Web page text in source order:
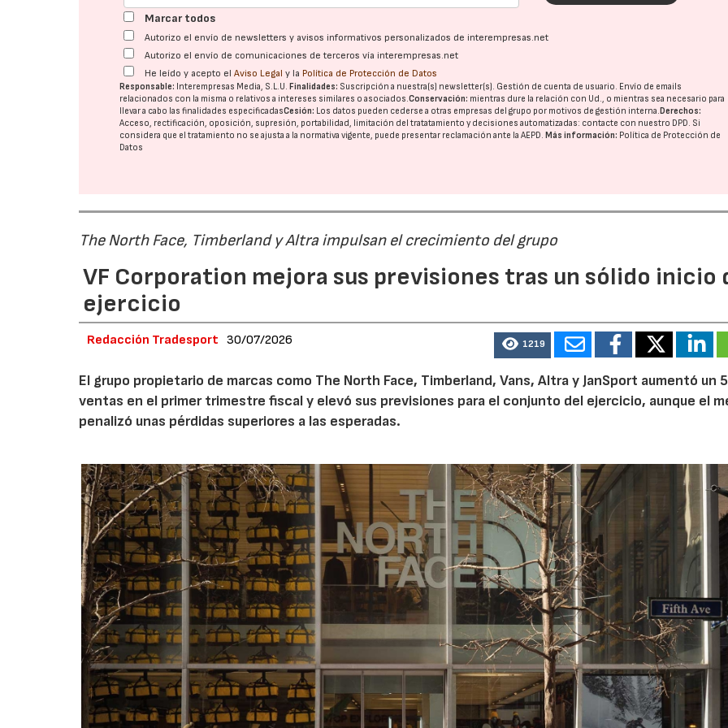
Marcar todos
Autorizo el envío de newsletters y avisos informativos personalizados de interempresas.net
Autorizo el envío de comunicaciones de terceros vía interempresas.net
He leído y acepto elAviso Legal y la Política de Protección de Datos
Responsable: Interempresas Media, S.L.U.Finalidades: Suscripción a nuestra(s) newsletter(s). Gestión de cuenta de usuario. Envío de emails
relacionados con la misma o relativos a intereses similares o asociados.Conservación: mientras dure la relación con Ud., o mientras sea necesario para
llevar a cabo las finalidades especificadasCesión: Los datos pueden cederse a otras empresas del grupo por motivos de gestión interna.Derechos:
Acceso, rectificación, oposición, supresión, portabilidad, limitación del tratatamiento y decisiones automatizadas: contacte con nuestro DPD. Si
considera que el tratamiento no se ajusta a la normativa vigente, puede presentar reclamación ante laAEPD.Más información: Política de Protección de
Datos
The North Face, Timberland y Altra impulsan el crecimiento del grupo
VF Corporation mejora sus previsiones tras un sólido inicio
ejercicio
Redacción Tradesport 30/07/2026 1219
El grupo propietario de marcas como The North Face, Timberland, Vans, Altra y JanSport aumentó un
ventas en el primer trimestre fiscal y elevó sus previsiones para el conjunto del ejercicio, aunque el
penalizó unas pérdidas superiores a las esperadas.